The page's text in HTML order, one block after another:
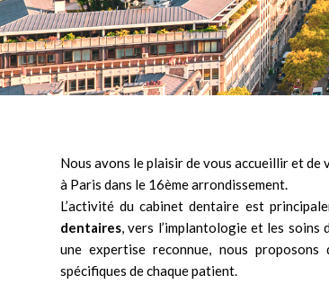
Nous avons le plaisir de vous accueillir et
à Paris dans le 16ème arrondissement.
L’activité du cabinet dentaire est
dentaires, vers l’implantologieet les soins
une expertise reconnue, nous
spécifiques de chaque patient.